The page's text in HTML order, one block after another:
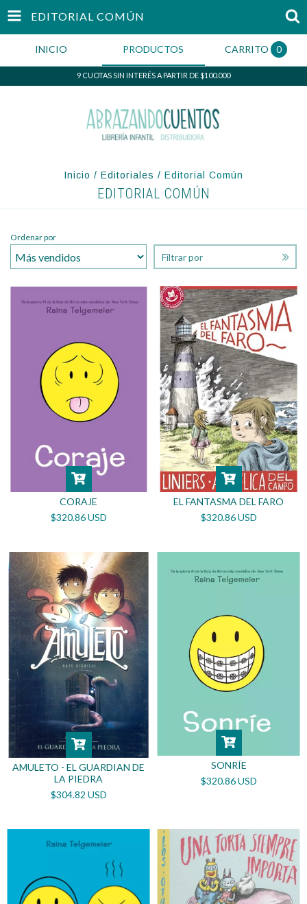
EDITORIAL COMÚN
INICIO PRODUCTOS CARRITO 0
9 CUOTAS SIN INTERÉS A PARTIR DE $100.000
Inicio / Editoriales / Editorial Común
EDITORIAL COMÚN
Ordenar por
Filtrar por
CORAJE
$320.86 USD
EL FANTASMA DEL FARO
$320.86 USD
AMULETO - EL GUARDIAN DE
LA PIEDRA
$304.82 USD
SONRÍE
$320.86 USD